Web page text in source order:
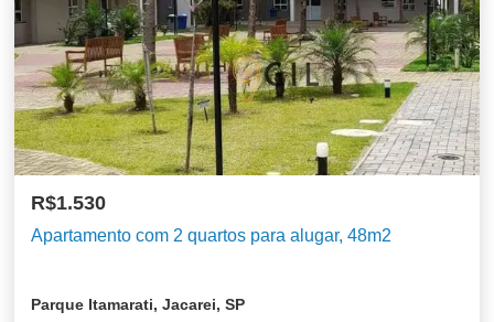
R$1.530
Apartamento com 2 quartos para alugar, 48m2
Parque Itamarati, Jacarei, SP